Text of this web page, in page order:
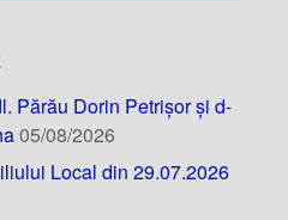
Părău Dorin Petrișor și d-
05/08/2026
Local din 29.07.2026